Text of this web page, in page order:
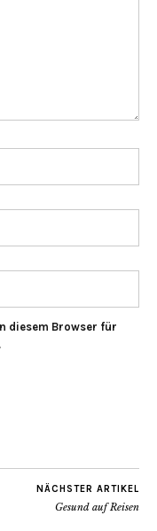
diesem Browser für
NÄCHSTER ARTIKEL
Gesund auf Reisen